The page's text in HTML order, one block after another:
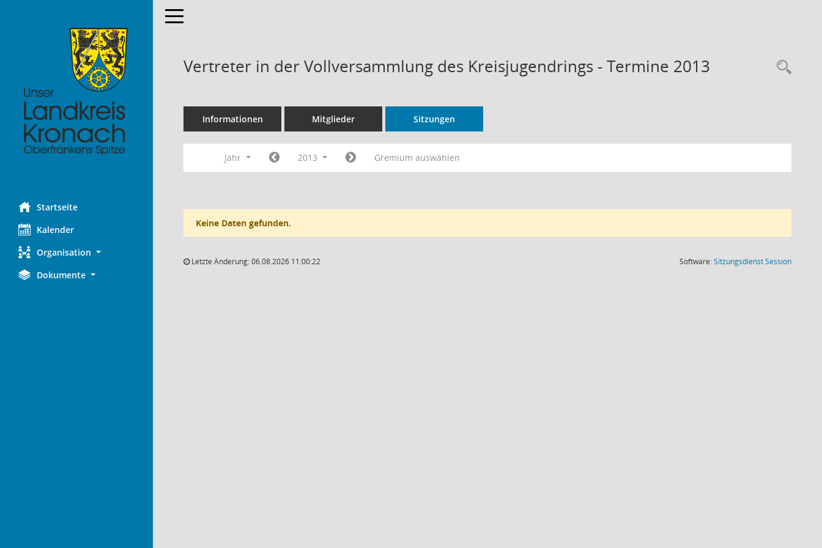
Startseite
Kalender
Organisation
Dokumente
Toggle navigation
Vertreter in der Vollversammlung des Kreisjugendrings - Termine 2013
Informationen Mitglieder Sitzungen
Jahr 2013 Gremium auswählen
Keine Daten gefunden.
Letzte Änderung: 06.08.2026 11:00:22 Software:SitzungsdienstSession(Wird in